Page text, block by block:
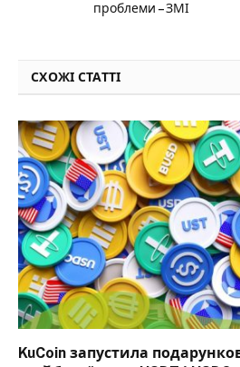
проблеми – ЗМІ
СХОЖІ СТАТТІ
KuCoin запустила